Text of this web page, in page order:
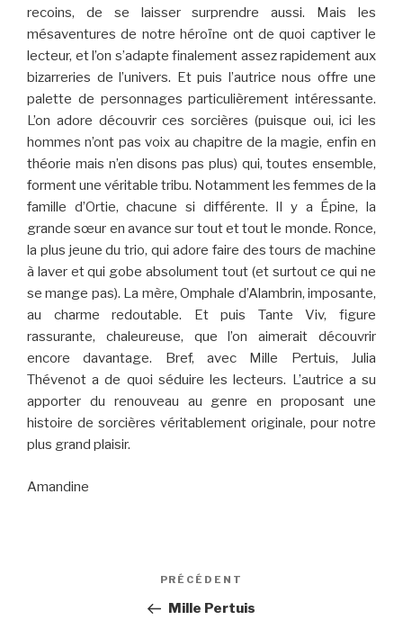
recoins, de se laisser surprendre aussi. Mais les
mésaventures de notre héroïne ont de quoi captiver le
lecteur, et l’on s’adapte finalement assez rapidement aux
bizarreries de l’univers. Et puis l’autrice nous offre une
palette de personnages particulièrement intéressante.
L’on adore découvrir ces sorcières (puisque oui, ici les
hommes n’ont pas voix au chapitre de la magie, enfin en
théorie mais n’en disons pas plus) qui, toutes ensemble,
forment une véritable tribu. Notamment les femmes de la
famille d’Ortie, chacune si différente. Il y a Épine, la
grande sœur en avance sur tout et tout le monde. Ronce,
la plus jeune du trio, qui adore faire des tours de machine
à laver et qui gobe absolument tout (et surtout ce qui ne
se mange pas). La mère, Omphale d’Alambrin, imposante,
au charme redoutable. Et puis Tante Viv, figure
rassurante, chaleureuse, que l’on aimerait découvrir
encore davantage. Bref, avec Mille Pertuis, Julia
Thévenot a de quoi séduire les lecteurs. L’autrice a su
apporter du renouveau au genre en proposant une
histoire de sorcières véritablement originale, pour notre
plus grand plaisir.
Amandine
Article
précédent
PRÉCÉDENT
Mille Pertuis